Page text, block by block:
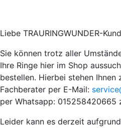
Liebe TRAURINGWUNDER-
Sie können trotz aller
Ihre Ringe hier im Shop
bestellen. Hierbei stehen Ihnen
Fachberater per E-Mail:
per Whatsapp: 015258420665
Leider kann es derzeit